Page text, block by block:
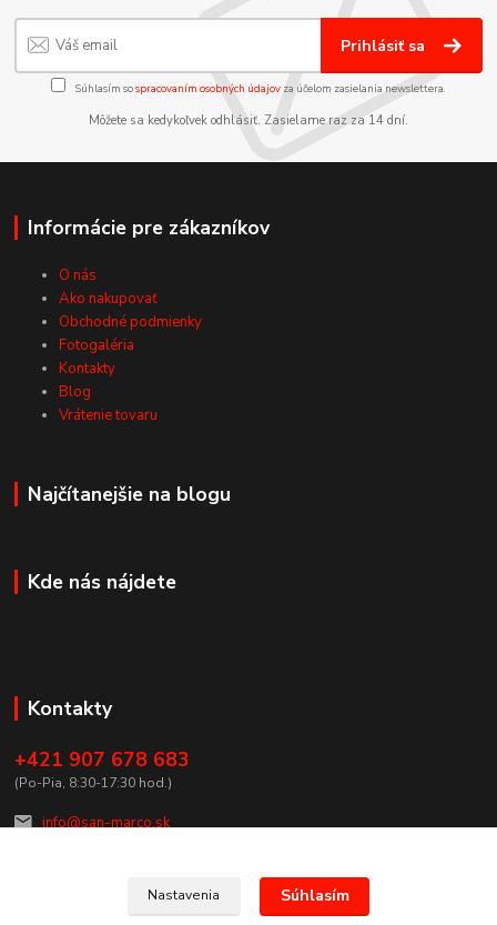
Prihlásiť sa
Súhlasím sospracovaním osobných údajov za účelom zasielania newslettera.
Môžete sa kedykoľvek odhlásiť. Zasielame raz za 14 dní.
Informácie pre zákazníkov
O nás
Ako nakupovať
Obchodné podmienky
Fotogaléria
Kontakty
Blog
Vrátenie tovaru
Najčítanejšie na blogu
Kde nás nájdete
Kontakty
+421 907 678 683
(Po-Pia, 8:30-17:30 hod.)
info@san-marco.sk
Nastavenia Súhlasím